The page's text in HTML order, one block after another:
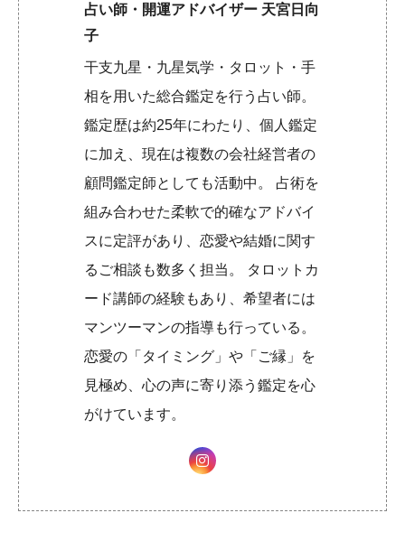
占い師・開運アドバイザー 天宮日向
子
干支九星・九星気学・タロット・手
相を用いた総合鑑定を行う占い師。
鑑定歴は約25年にわたり、個人鑑定
に加え、現在は複数の会社経営者の
顧問鑑定師としても活動中。 占術を
組み合わせた柔軟で的確なアドバイ
スに定評があり、恋愛や結婚に関す
るご相談も数多く担当。 タロットカ
ード講師の経験もあり、希望者には
マンツーマンの指導も行っている。
恋愛の「タイミング」や「ご縁」を
見極め、心の声に寄り添う鑑定を心
がけています。